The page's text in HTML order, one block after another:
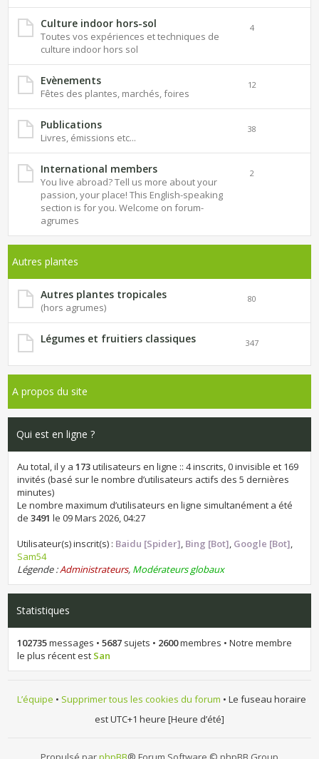
Culture indoor hors-sol
Toutes vos expériences et techniques de
culture indoor hors sol
4
Evènements
Fêtes des plantes, marchés, foires
12
Publications
Livres, émissions etc...
38
International members
You live abroad? Tell us more about your
passion, your place! This English-speaking
section is for you. Welcome on forum-
agrumes
2
Autres plantes
Autres plantes tropicales
(hors agrumes)
80
Légumes et fruitiers classiques 347
A propos du site
Qui est en ligne ?
Au total, il y a173utilisateurs en ligne :: 4 inscrits, 0 invisible et 169
invités (basé sur le nombre d’utilisateurs actifs des 5 dernières
minutes)
Le nombre maximum d’utilisateurs en ligne simultanément a été
de3491 le 09 Mars 2026, 04:27
Utilisateur(s) inscrit(s) : Baidu [Spider], Bing [Bot], Google [Bot],
Sam54
Légende :Administrateurs, Modérateurs globaux
Statistiques
102735messages •5687 sujets • 2600membres • Notre membre
le plus récent est San
L’équipe • Supprimer tous les cookies du forum • Le fuseau horaire
est UTC+1 heure [Heure d’été]